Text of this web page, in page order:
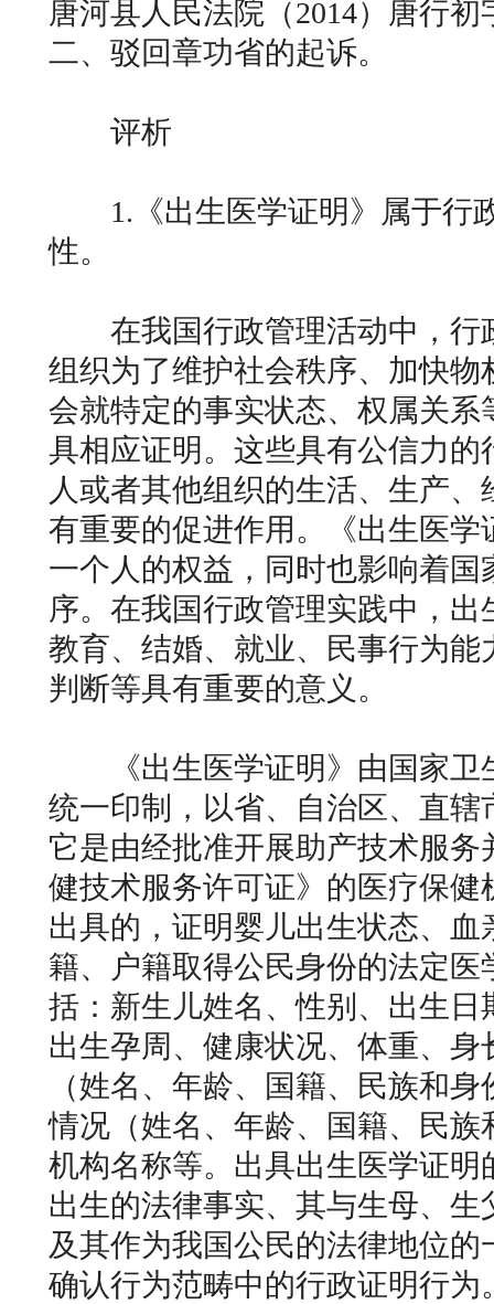
唐河县人民法院（2014）唐行
二、驳回章功省的起诉。
评析
1.《出生医学证明》属于行
性。
在我国行政管理活动中，行
组织为了维护社会秩序、加快物
会就特定的事实状态、权属关系
具相应证明。这些具有公信力的
人或者其他组织的生活、生产
有重要的促进作用。《出生医学
一个人的权益，同时也影响着国
序。在我国行政管理实践中，
教育、结婚、就业、民事行为能
判断等具有重要的意义。
《出生医学证明》由国家卫
统一印制，以省、自治区、直辖
它是由经批准开展助产技术服务
健技术服务许可证》的医疗保健
出具的，证明婴儿出生状态、血
籍、户籍取得公民身份的法定医
括：新生儿姓名、性别、出生日
出生孕周、健康状况、体重、身
（姓名、年龄、国籍、民族和
情况（姓名、年龄、国籍、民族
机构名称等。出具出生医学证明
出生的法律事实、其与生母、生
及其作为我国公民的法律地位
确认行为范畴中的行政证明行为